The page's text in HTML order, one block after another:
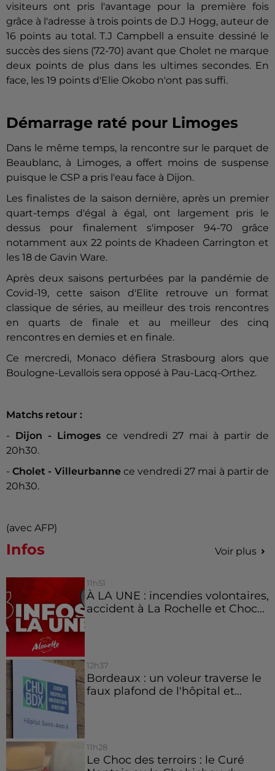
visiteurs ont pris l'avantage pour la première fois
grâce à l'adresse à trois points de D.J Hogg, auteur de
16 points au total. T.J Campbell a ensuite dessiné le
succès des siens (72-70) avant que Cholet ne marque
deux points de plus dans les ultimes secondes. En
face, les 19 points d'Elie Okobo n'ont pas suffi.
Démarrage raté pour Limoges
Dans le même temps, la rencontre sur le parquet de
Beaublanc, à Limoges, a offert moins de suspense
puisque le CSP a pris l'eau face à Dijon.
Les finalistes de la saison dernière, après un premier
quart-temps d'égal à égal, ont largement pris le
dessus pour finalement s'imposer 94-70 grâce
notamment aux 22 points de Khadeen Carrington et
les 18 de Gavin Ware.
Après deux saisons perturbées par la pandémie de
Covid-19, cette saison d'Elite retrouve un format
classique de séries, au meilleur des trois rencontres
en quarts de finale et au meilleur des cinq
rencontres en demies et en finale.
Ce mercredi, Monaco défiera Strasbourg alors que
Boulogne-Levallois sera opposé à Pau-Lacq-Orthez.
Matchs retour :
- Dijon - Limogesce vendredi 27 mai à partir de
20h30.
-Cholet - Villeurbannece vendredi 27 mai à partir de
20h30.
(avec AFP)
Infos Voir plus
11h51
À LA UNE : incendies volontaires,
accident à La Rochelle et Choc...
12h37
Bordeaux : un voleur traverse le
faux plafond de l'hôpital et...
11h28
Le Choc des terroirs : le Curé